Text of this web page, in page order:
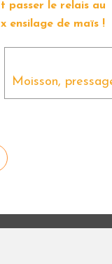
t passer le relais au
x ensilage de maïs !